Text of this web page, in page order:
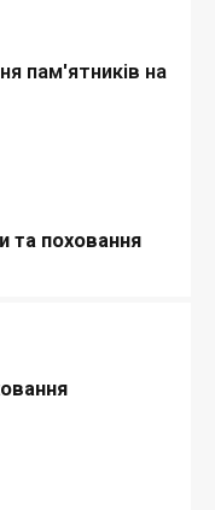
пам'ятників на
та поховання